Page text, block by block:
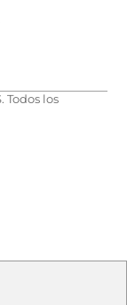
Todos los